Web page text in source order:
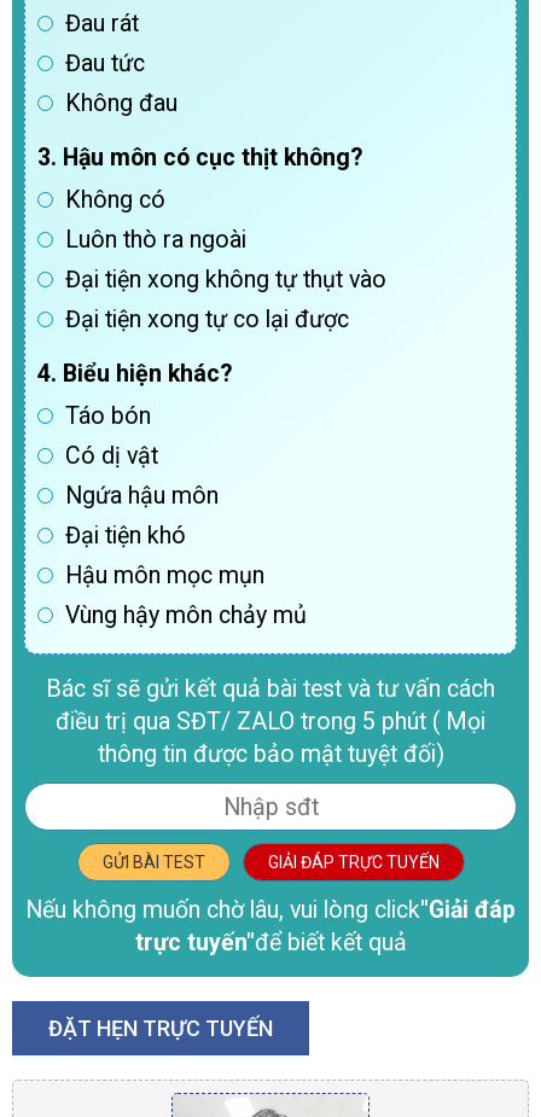
Đau rát
Đau tức
Không đau
3. Hậu môn có cục thịt không?
Không có
Luôn thò ra ngoài
Đại tiện xong không tự thụt vào
Đại tiện xong tự co lại được
4. Biểu hiện khác?
Táo bón
Có dị vật
Ngứa hậu môn
Đại tiện khó
Hậu môn mọc mụn
Vùng hậy môn chảy mủ
Bác sĩ sẽ gửi kết quả bài test và tư vấn cách
điều trị qua SĐT/ ZALO trong 5 phút ( Mọi
thông tin được bảo mật tuyệt đối)
GỬI BÀI TEST GIẢI ĐÁP TRỰC TUYẾN
Nếu không muốn chờ lâu, vui lòng click"Giải đáp
trực tuyến"để biết kết quả
ĐẶT HẸN TRỰC TUYẾN